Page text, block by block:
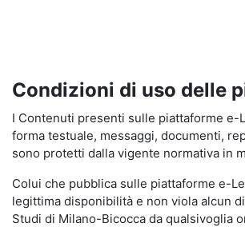
Condizioni di uso delle
I Contenuti presenti sulle piattaforme
forma testuale, messaggi, documenti,
sono protetti dalla vigente normativa in
Colui che pubblica sulle piattaforme e-
legittima disponibilità e non viola alcun
Studi di Milano-Bicocca da qualsivoglia